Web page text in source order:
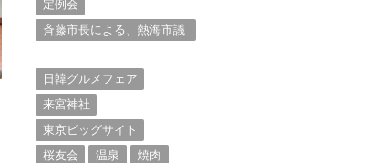
定例会
斉藤市長による、熱海市議
日韓グルメフェア
来宮神社
東京ビッグサイト
桜友会
温泉
焼肉